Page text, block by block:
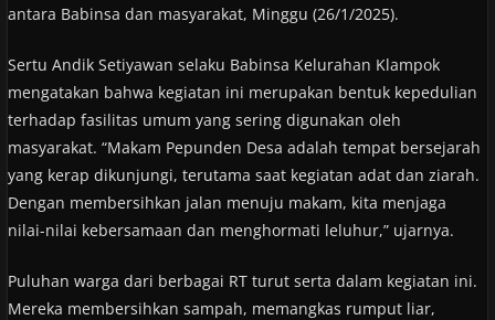
antara Babinsa dan masyarakat, Minggu (26/1/2025).
Sertu Andik Setiyawan selaku Babinsa Kelurahan Klampok
mengatakan bahwa kegiatan ini merupakan bentuk kepedulian
terhadap fasilitas umum yang sering digunakan oleh
masyarakat. “Makam Pepunden Desa adalah tempat bersejarah
yang kerap dikunjungi, terutama saat kegiatan adat dan ziarah.
Dengan membersihkan jalan menuju makam, kita menjaga
nilai-nilai kebersamaan dan menghormati leluhur,” ujarnya.
Puluhan warga dari berbagai RT turut serta dalam kegiatan ini.
Mereka membersihkan sampah, memangkas rumput liar,